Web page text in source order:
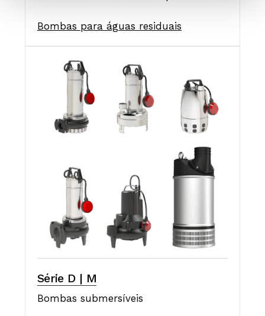
Bombas para águas residuais
Série D | M
Bombas submersíveis